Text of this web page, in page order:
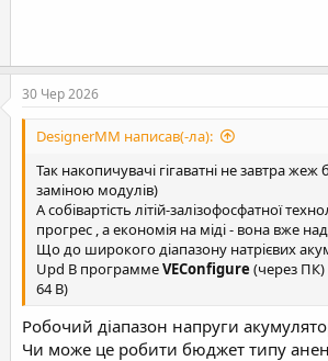
30 Чер 2026
DesignerMM написав(-ла):
Так накопичувачі гігаватні не завтра
заміною модулів)
А собівартість літій-залізофосфатної
прогрес , а економія на міді - вона вже
Що до широкого діапазону натрієвих
Upd В программеVEConfigure (через
64 В)
Робочий діапазон напруги
Чи може це робити бюджет типу